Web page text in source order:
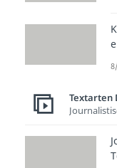
e
Textarten